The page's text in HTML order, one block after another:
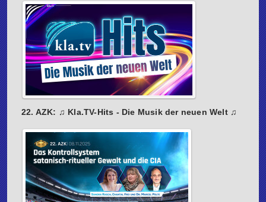
22. AZK: ♫ Kla.TV-Hits - Die Musik der neuen Welt ♫